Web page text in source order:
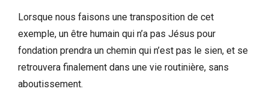
Lorsque nous faisons une transposition de cet
exemple, un être humain qui n’a pas Jésus pour
fondation prendra un chemin qui n’est pas le sien, et se
retrouvera finalement dans une vie routinière, sans
aboutissement.